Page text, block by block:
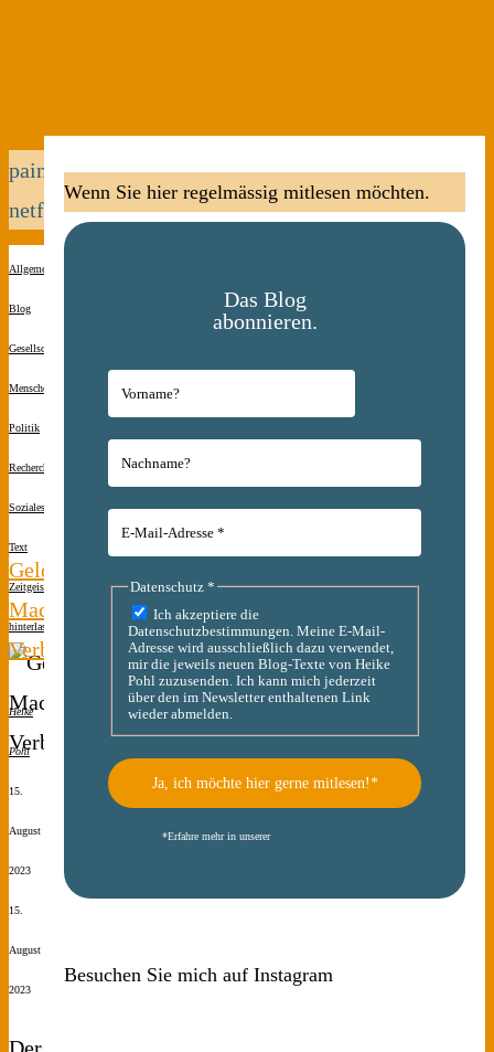
painkiller
netflix
Allgemein
Blog
Gesellschaft
Menschen(s)kinder
Politik
Recherche
Soziales
Text
Zeitgeist
hinterlassen
Geld.
Macht.
Verbrechen.
Heike
Pohl
15.
August
2023
15.
August
2023
Wenn Sie hier regelmässig mitlesen möchten.
Das Blog
abonnieren.
Datenschutz *
Ich akzeptiere die
Datenschutzbestimmungen. Meine E-Mail-
Adresse wird ausschließlich dazu verwendet,
mir die jeweils neuen Blog-Texte von Heike
Pohl zuzusenden. Ich kann mich jederzeit
über den im Newsletter enthaltenen Link
wieder abmelden.
*Erfahre mehr in unserer
Besuchen Sie mich auf Instagram